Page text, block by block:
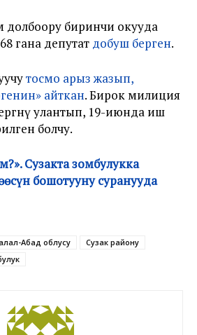
биринчи окууда
гана депутат добуш берген.
тосмо арыз жазып,
айткан. Бирок милиция
улантып, 19-июнда иш
болчу.
Сузакта зомбулукка
бошотууну суранууда
Абад облусу
Сузак району